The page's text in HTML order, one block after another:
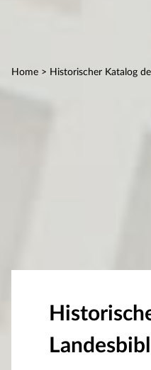
Home > Historischer Katalog